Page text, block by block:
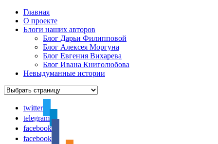
Главная
О проекте
Блоги наших авторов
Блог Дарьи Филипповой
Блог Алексея Моргуна
Блог Евгения Вихарева
Блог Ивана Книголюбова
Невыдуманные истории
twitter
telegram
facebook
facebook